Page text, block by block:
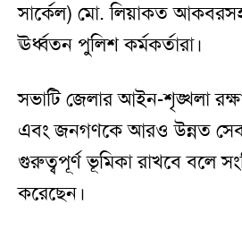
সার্কেল) মো. লিয়াকত
ঊর্ধ্বতন পুলিশ কর্মকর্তারা।
সভাটি জেলার আইন-শৃঙ্খলা
এবং জনগণকে আরও উন্নত সেবা
গুরুত্বপূর্ণ ভূমিকা রাখবে বলে
করেছেন।